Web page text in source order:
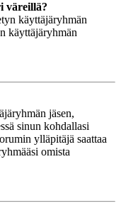
väreillä?
käyttäjäryhmän
käyttäjäryhmän
jäsen,
sinun kohdallasi
ylläpitäjä saattaa
omista